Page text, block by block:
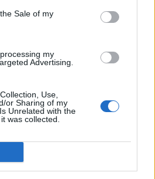
Sale of my
my
Advertising.
Use,
or Sharing of my
Unrelated with the
was collected.
az iszlám világ
- Most lehet
Teherán?
agresszió miatt.